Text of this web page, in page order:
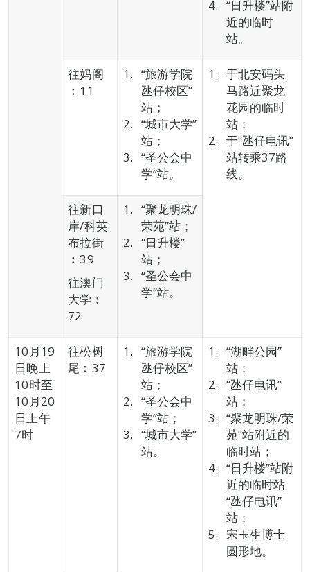
“日升楼”站附
近的临时
站。
往妈阁
︰11
“旅游学院
氹仔校区”
站；
“城市大学”
站；
“圣公会中
学”站。
于北安码头
马路近聚龙
花园的临时
站；
于“氹仔电讯”
站转乘37路
线。
往新口
岸/科英
布拉街
︰39
往澳门
大学︰
72
“聚龙明珠/
荣苑”站；
“日升楼”
站；
“圣公会中
学”站。
10月19
日晚上
10时至
10月20
日上午
7时
往松树
尾︰37
“旅游学院
氹仔校区”
站；
“圣公会中
学”站；
“城市大学”
站。
“湖畔公园”
站；
“氹仔电讯”
站；
“聚龙明珠/荣
苑”站附近的
临时站；
“日升楼”站附
近的临时站
“氹仔电讯”
站；
宋玉生博士
圆形地。